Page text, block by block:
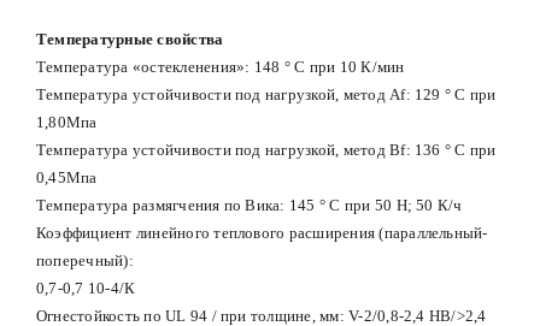
Температурные свойства
Температура «остекленения»: 148 ° С при 10 К/мин
Температура устойчивости под нагрузкой, метод Af: 129 ° С при
1,80Мпа
Температура устойчивости под нагрузкой, метод Вf: 136 ° С при
0,45Мпа
Температура размягчения по Вика: 145 ° С при 50 Н; 50 К/ч
Коэффициент линейного теплового расширения (параллельный-
поперечный):
0,7-0,7 10-4/К
Огнестойкость по UL 94 / при толщине, мм: V-2/0,8-2,4 HB/>2,4